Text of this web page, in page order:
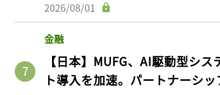
2026/08/01
金融
【日本】MUFG、AI駆動型シ
ト導入を加速。パートナーシ